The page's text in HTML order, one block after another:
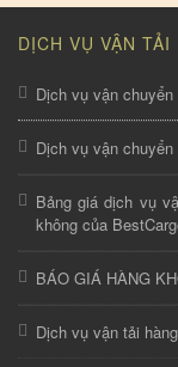
DỊCH VỤ VẬN TẢI
Dịch vụ vận
Dịch vụ vận
Bảng giá dịch vụ
không của
BÁO GIÁ HÀNG
Dịch vụ vận tải